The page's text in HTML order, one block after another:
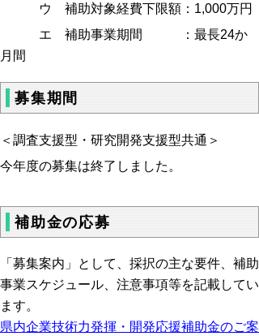
ウ 補助対象経費下限額：1,000万円
エ 補助事業期間 ：最長24か
月間
募集期間
＜調査支援型・研究開発支援型共通＞
今年度の募集は終了しました。
補助金の応募
「募集案内」として、採択の主な要件、補助
事業スケジュール、注意事項等を記載してい
ます。
県内企業技術力発揮・開発応援補助金のご案